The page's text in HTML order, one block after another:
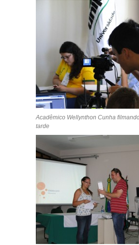
Acadêmico Wellynthon Cunha
tarde